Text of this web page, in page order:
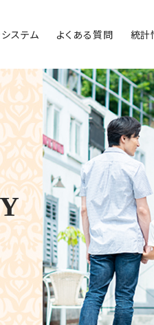
ステム よくある質問 統計